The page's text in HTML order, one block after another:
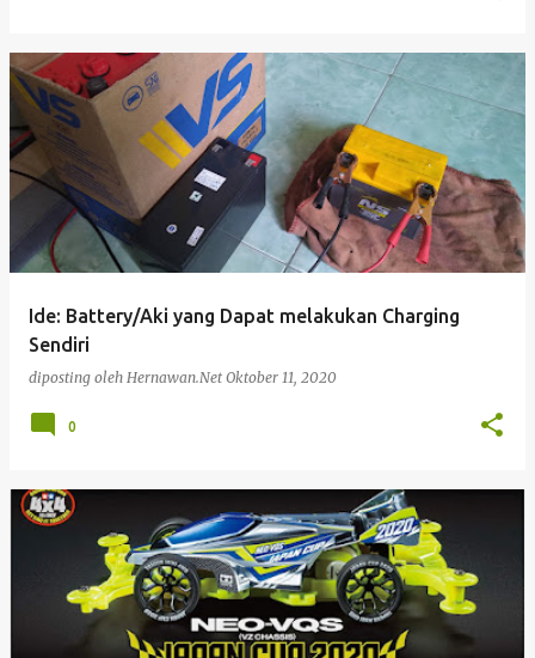
Ide: Battery/Aki yang Dapat melakukan Charging
Sendiri
diposting oleh Hernawan.Net Oktober 11, 2020
0